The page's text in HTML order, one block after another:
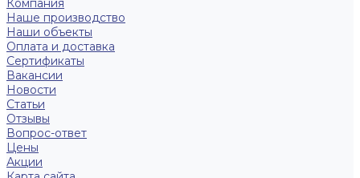
Компания
Наше производство
Наши объекты
Оплата и доставка
Сертификаты
Вакансии
Новости
Статьи
Отзывы
Вопрос-ответ
Цены
Акции